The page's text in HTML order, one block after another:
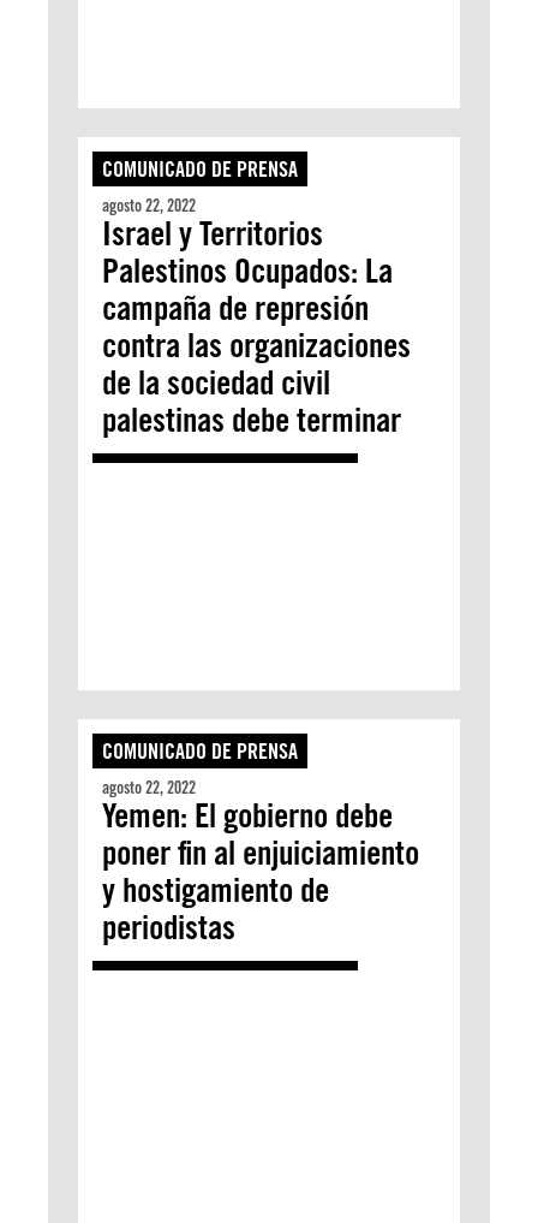
COMUNICADO DE PRENSA
agosto 22, 2022
Israel y Territorios
Palestinos Ocupados: La
campaña de represión
contra las organizaciones
de la sociedad civil
palestinas debe terminar
COMUNICADO DE PRENSA
agosto 22, 2022
Yemen: El gobierno debe
poner fin al enjuiciamiento
y hostigamiento de
periodistas